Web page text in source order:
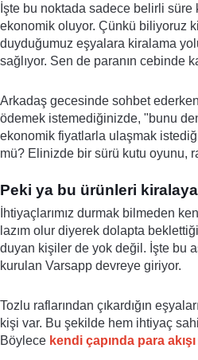
İşte bu noktada sadece belirli
ekonomik oluyor. Çünkü biliyoruz ki
duyduğumuz eşyalara kiralama
sağlıyor. Sen de paranın cebinde
Arkadaş gecesinde sohbet
ödemek istemediğinizde, "bunu
ekonomik fiyatlarla ulaşmak
mü? Elinizde bir sürü kutu oyunu,
Peki ya bu ürünleri
İhtiyaçlarımız durmak bilmeden
lazım olur diyerek dolapta
duyan kişiler de yok değil. İşte bu
kurulan Varsapp devreye giriyor.
Tozlu raflarından çıkardığın
kişi var. Bu şekilde hem ihtiyaç
Böylece kendi çapında para